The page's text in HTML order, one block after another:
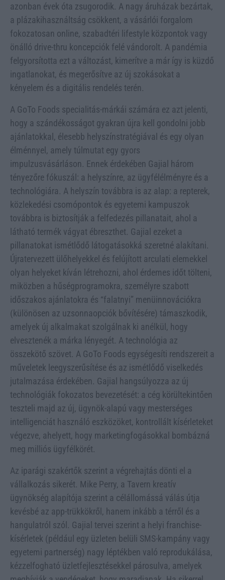
azonban évek óta zsugorodik. A nagy áruházak bezártak,
a plázakihasználtság csökkent, a vásárlói forgalom
fokozatosan online, szabadtéri lifestyle központok vagy
önálló drive-thru koncepciók felé vándorolt. A pandémia
felgyorsította ezt a változást, kimerítve a már így is küzdő
ingatlanokat, és megerősítve az új szokásokat a
kényelem és a digitális rendelés terén.
A GoTo Foods specialitás-márkái számára ez azt jelenti,
hogy a szándékosságot gyakran újra kell gondolni jobb
ajánlatokkal, élesebb helyszínstratégiával és egy olyan
élménnyel, amely túlmutat egy gyors
impulzusvásárláson. Ennek érdekében Gajial három
tényezőre fókuszál: a helyszínre, az ügyfélélményre és a
technológiára. A helyszín továbbra is az alap: a repterek,
közlekedési csomópontok és egyetemi kampuszok
továbbra is biztosítják a felfedezés pillanatait, ahol a
látható termék vágyat ébreszthet. Gajial ezeket a
pillanatokat ismétlődő látogatásokká szeretné alakítani.
Újratervezett ülőhelyekkel és felújított arculati elemekkel
olyan helyeket kíván létrehozni, ahol érdemes időt tölteni,
miközben a hűségprogramokra, személyre szabott
időszakos ajánlatokra és “falatnyi” menüinnovációkra
(különösen az uzsonnaopciók bővítésére) támaszkodik,
amelyek új alkalmakat szolgálnak ki anélkül, hogy
elvesztenék a márka lényegét. A technológia az
összekötő szövet. A GoTo Foods egységesíti rendszereit a
műveletek leegyszerűsítése és az ismétlődő viselkedés
jutalmazása érdekében. Gajial hangsúlyozza az új
technológiák fokozatos bevezetését: a cég körültekintően
teszteli majd az új, ügynök-alapú vagy mesterséges
intelligenciát használó eszközöket, kontrollált kísérleteket
végezve, ahelyett, hogy marketingfogásokkal bombázná
meg milliós ügyfélkörét.
Az iparági szakértők szerint a végrehajtás dönti el a
vállalkozás sikerét. Mike Perry, a Tavern kreatív
ügynökség alapítója szerint a célállomássá válás útja
kevésbé az app-trükkökről, hanem inkább a térről és a
hangulatról szól. Gajial tervei szerint a helyi franchise-
kísérletek (például egy üzleten belüli SMS-kampány vagy
egyetemi partnerség) nagy léptékben való reprodukálása,
kézzelfogható üzletfejlesztésekkel párosulva, amelyek